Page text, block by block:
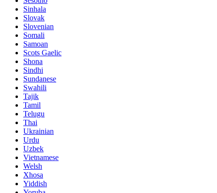
Sinhala
Slovak
Slovenian
Somali
Samoan
Scots Gaelic
Shona
Sindhi
Sundanese
Swahili
Tajik
Tamil
Telugu
Thai
Ukrainian
Urdu
Uzbek
Vietnamese
Welsh
Xhosa
Yiddish